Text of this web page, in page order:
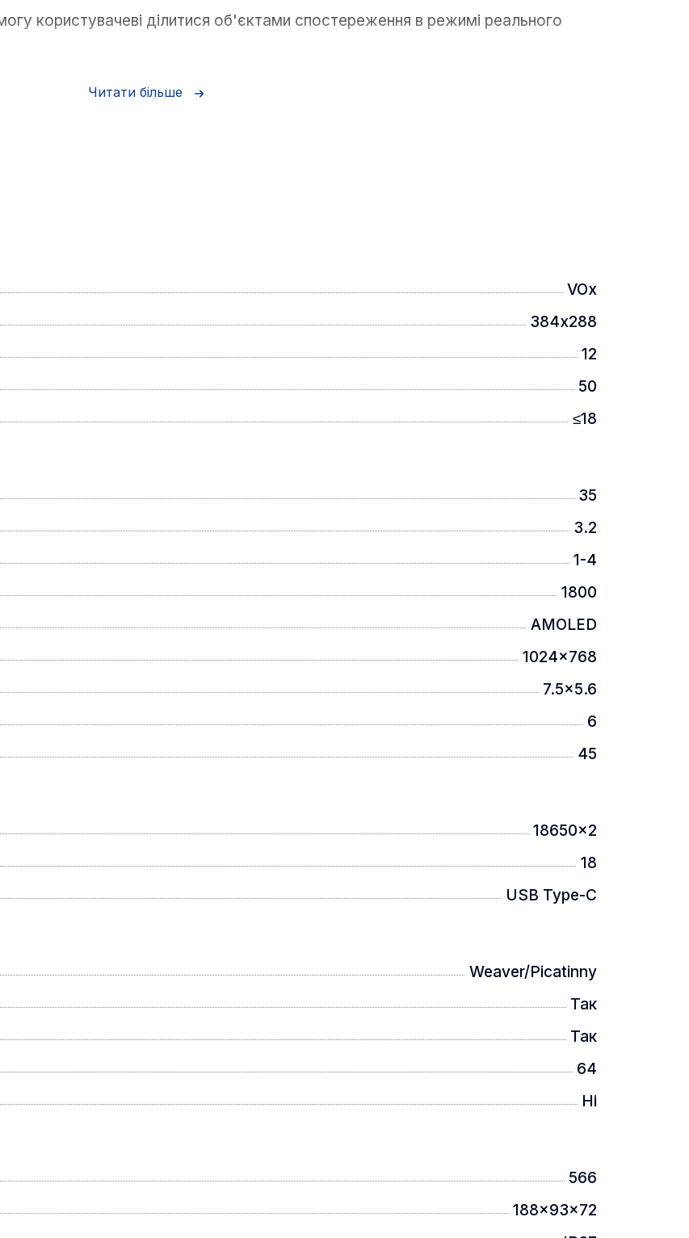
користувачеві ділитися об'єктами спостереження в режимі реального
та подорожі тощо.
виявлення цілей на великій відстані та точну стрільбу
поле зору з фокусною відстанню 20 мм. Для ідентифікації можна
Читати більше
VOx
384х288
12
50
≤18
35
3.2
1-4
1800
AMOLED
1024x768
7.5x5.6
6
45
18650x2
18
USB Type-C
Weaver/Picatinny
Так
Так
64
Ні
566
188x93x72